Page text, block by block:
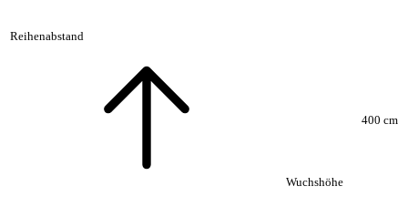
Reihenabstand
Wuchshöhe
400 cm